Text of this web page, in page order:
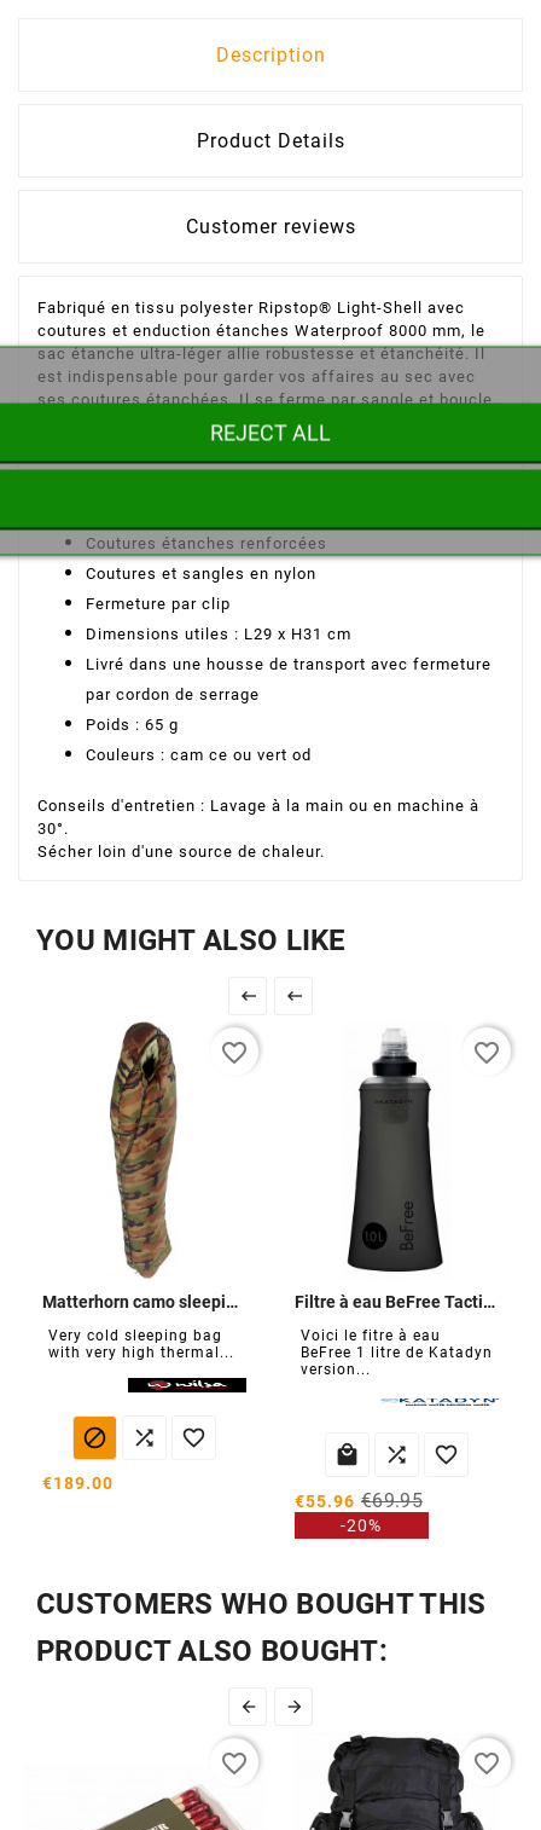
Description
Product Details
Customer reviews
Fabriqué en tissu polyester Ripstop® Light-Shell avec
coutures et enduction étanches Waterproof 8000 mm, le
sac étanche ultra-léger allie robustesse et étanchéité. Il
est indispensable pour garder vos affaires au sec avec
ses coutures étanchées. Il se ferme par sangle et boucle.
Caractéristiques du sac étanche ultra-léger 10 litres
Coutures étanches renforcées
Coutures et sangles en nylon
Fermeture par clip
Dimensions utiles : L29 x H31 cm
Livré dans une housse de transport avec fermeture
par cordon de serrage
Poids : 65 g
Couleurs : cam ce ou vert od
Conseils d'entretien : Lavage à la main ou en machine à
30°.
Sécher loin d'une source de chaleur.
YOU MIGHT ALSO LIKE
 
Matterhorn camo sleeping bag
Very cold sleeping bag
with very high thermal...
  
€189.00
favorite_border
Filtre à eau BeFree Tactical 1,0 L
Voici le fitre à eau
BeFree 1 litre de Katadyn
version...
  
€55.96 €69.95
-20%
favorite_border
CUSTOMERS WHO BOUGHT THIS
PRODUCT ALSO BOUGHT:
 
favorite_border favorite_border
REJECT ALL